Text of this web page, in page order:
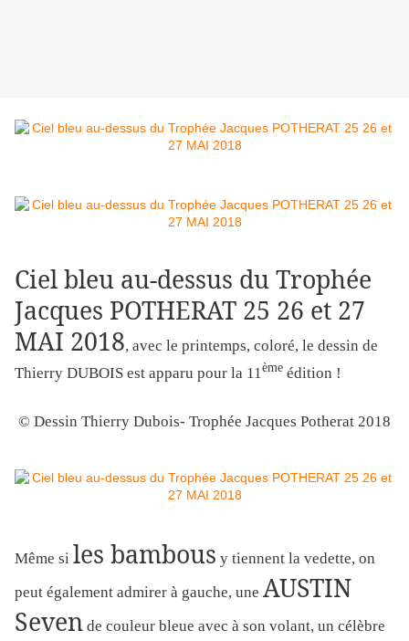
Ciel bleu au-dessus du Trophée
Jacques POTHERAT 25 26 et 27
MAI 2018, avec le printemps, coloré, le dessin de
Thierry DUBOIS est apparu pour la 11ème édition !
© Dessin Thierry Dubois- Trophée Jacques Potherat 2018
Même si les bambous y tiennent la vedette, on
peut également admirer à gauche, une AUSTIN
Seven de couleur bleue avec à son volant, un célèbre